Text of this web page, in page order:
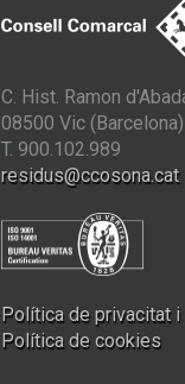
C. Hist. Ramon
08500 Vic (Barcelona)
T. 900.102.989
residus@ccosona.cat
Política de privacitat
Política de cookies